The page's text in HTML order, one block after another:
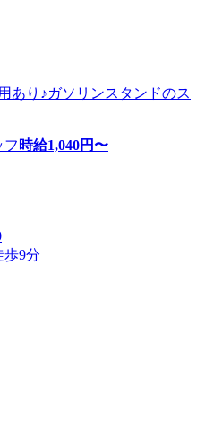
り♪ガソリンスタンドのス
フ 時給1,040円〜
歩9分